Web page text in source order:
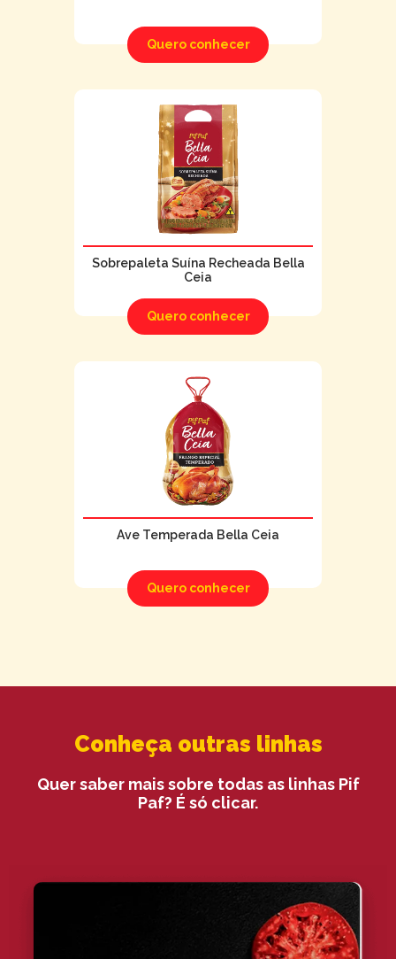
Quero conhecer
Sobrepaleta Suína Recheada Bella
Ceia
Quero conhecer
Ave Temperada Bella Ceia
Quero conhecer
Conheça outras linhas
Quer saber mais sobre todas as linhas Pif
Paf? É só clicar.​